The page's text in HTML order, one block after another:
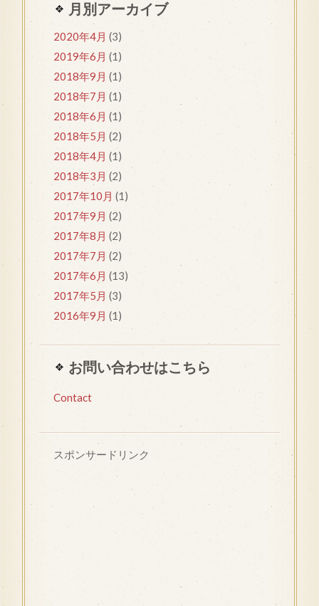
月別アーカイブ
2020年4月 (3)
2019年6月 (1)
2018年9月 (1)
2018年7月 (1)
2018年6月 (1)
2018年5月 (2)
2018年4月 (1)
2018年3月 (2)
2017年10月 (1)
2017年9月 (2)
2017年8月 (2)
2017年7月 (2)
2017年6月 (13)
2017年5月 (3)
2016年9月 (1)
お問い合わせはこちら
Contact
スポンサードリンク